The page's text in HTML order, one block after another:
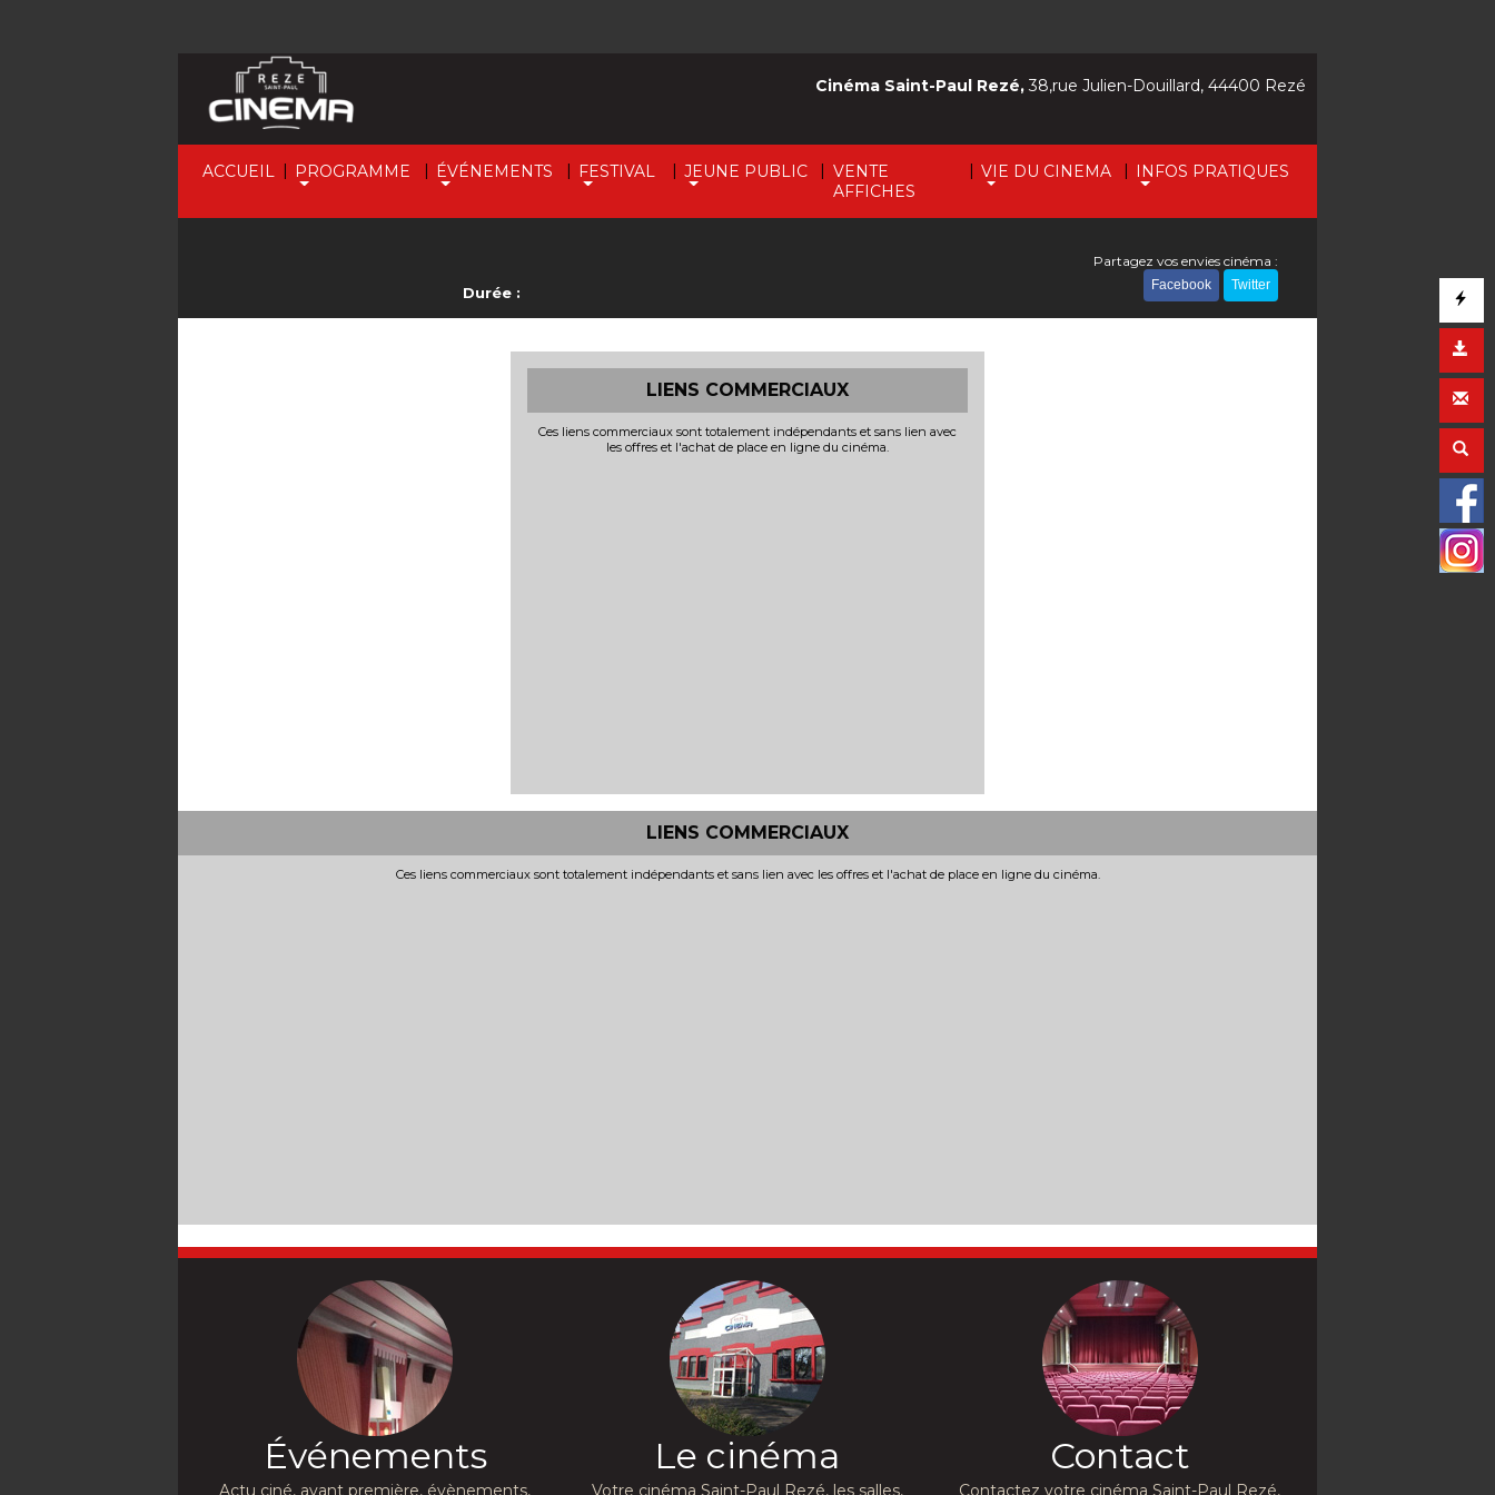
ACCUEIL | PROGRAMME | ÉVÉNEMENTS | FESTIVAL | JEUNE PUBLIC | VENTE
AFFICHES
| VIE DU CINEMA | INFOS PRATIQUES
Cinéma Saint-Paul Rezé,38,rue Julien-Douillard, 44400 Rezé
Durée :
Partagez vos envies cinéma :
Facebook Twitter
LIENS COMMERCIAUX
Ces liens commerciaux sont totalement indépendants et sans lien avec
les offres et l'achat de place en ligne du cinéma.
LIENS COMMERCIAUX
Ces liens commerciaux sont totalement indépendants et sans lien avec les offres et l'achat de place en ligne du cinéma.
Événements
Actu ciné, avant première, évènements,
Le cinéma
Votre cinéma Saint-Paul Rezé, les salles,
Contact
Contactez votre cinéma Saint-Paul Rezé,